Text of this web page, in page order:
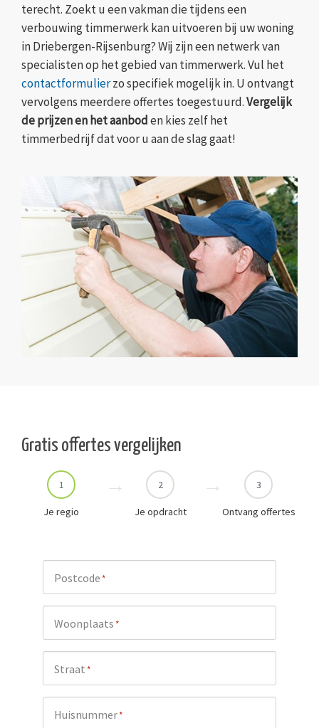
terecht. Zoekt u een vakman die tijdens een
verbouwing timmerwerk kan uitvoeren bij uw woning
in Driebergen-Rijsenburg? Wij zijn een netwerk van
specialisten op het gebied van timmerwerk. Vul het
contactformulierzo specifiek mogelijk in. U ontvangt
vervolgens meerdere offertes toegestuurd.Vergelijk
de prijzen en het aanboden kies zelf het
timmerbedrijf dat voor u aan de slag gaat!
Gratis offertes vergelijken
1
Je regio
2
Je opdracht
3
Ontvang offertes
Postcode*
Woonplaats*
Straat*
Huisnummer*